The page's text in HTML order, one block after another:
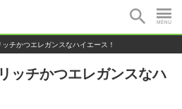
チかつエレガンスなハイエース！
ッチかつエレガンスなハ